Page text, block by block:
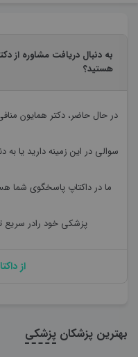
به دنبال دریافت مشاوره از
هستید؟
در حال حاضر، دکتر همایون
سوالی در این زمینه دارید یا
ما در داکتاپ پاسخگوی شما
پزشکی خود رادر سریع
از
بهترین پزشکان پزشکی